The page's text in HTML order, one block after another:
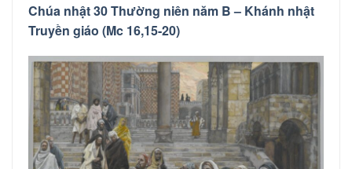
Chúa nhật 30 Thường niên năm B – Khánh nhật
Truyền giáo (Mc 16,15-20)